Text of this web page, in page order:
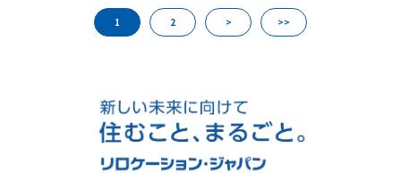
1 2 > >>